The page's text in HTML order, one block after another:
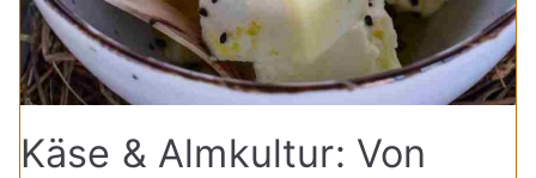
Käse & Almkultur: Von